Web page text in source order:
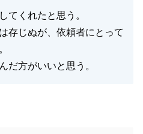
てくれたと思う。
存じぬが、依頼者にとって
だ方がいいと思う。